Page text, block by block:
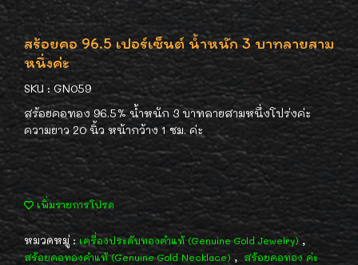
สร้อยคอ 96.5 เปอร์เซ็นต์ น้ำหนัก 3 บาทลายสาม
หนึ่งค่ะ
SKU : GN059
สร้อยคอทอง 96.5% น้ำหนัก 3 บาทลายสามหนึ่งโปร่งค่ะ
ความยาว 20 นิ้ว หน้ากว้าง 1 ซม. ค่ะ
เพิ่มรายการโปรด
หมวดหมู่ :เครื่องประดับทองคำแท้ (Genuine Gold Jewelry) ,
สร้อยคอทองคำแท้ (Genuine Gold Necklace) , สร้อยคอทอง ค่ะ